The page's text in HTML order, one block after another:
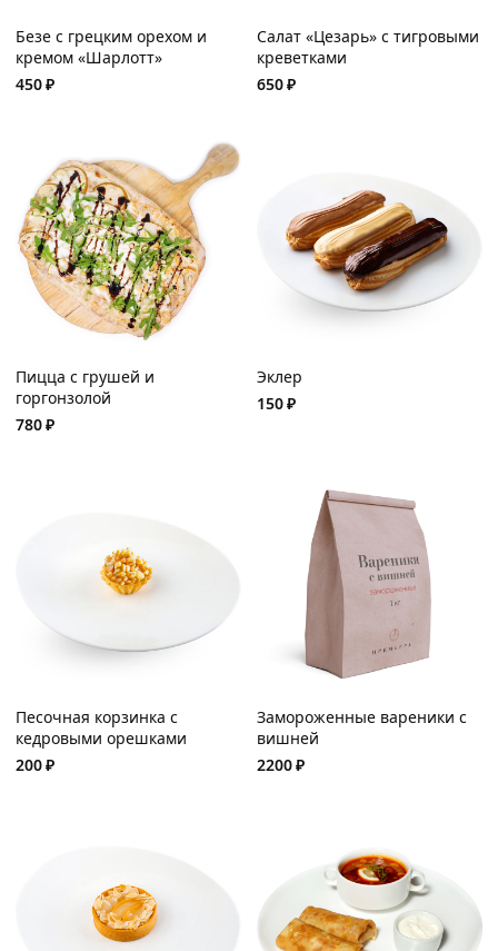
Безе с грецким орехом и
кремом «Шарлотт»
450₽
Салат «Цезарь» с тигровыми
креветками
650₽
Пицца с грушей и
горгонзолой
780₽
Эклер
150₽
Песочная корзинка с
кедровыми орешками
200₽
Замороженные вареники с
вишней
2200₽